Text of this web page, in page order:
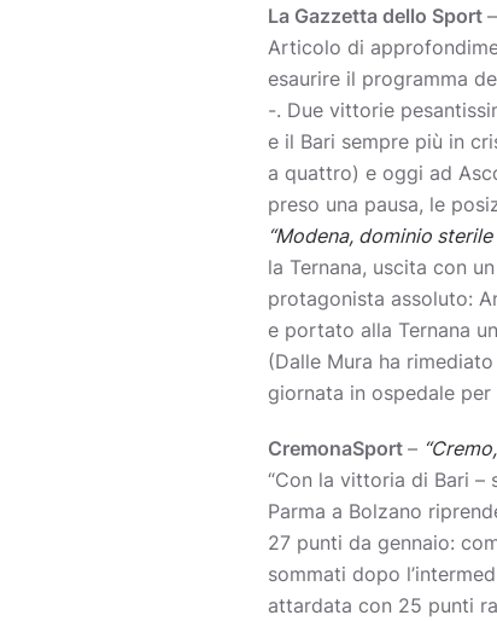
La Gazzetta dello Sport –
Articolo di
esaurire il programma
-. Due vittorie
e il Bari sempre più in
a quattro) e oggi ad
preso una pausa, le
“Modena, dominio
la Ternana, uscita con
protagonista assoluto:
e portato alla Ternana
(Dalle Mura ha
giornata in ospedale
CremonaSport –
“Con la vittoria di Bari –
Parma a Bolzano
27 punti da gennaio:
sommati dopo
attardata con 25 punti